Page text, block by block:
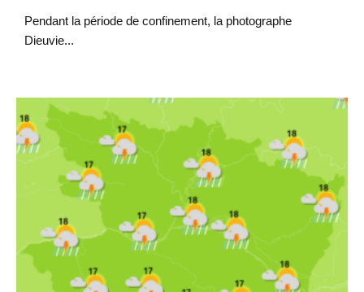
Pendant la période de confinement, la photographe
Dieuvie...